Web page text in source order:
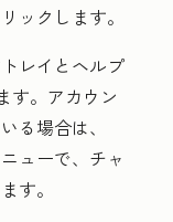
ックします。
レイとヘルプ
す。アカウン
る場合は、
ューで、チャ
す。